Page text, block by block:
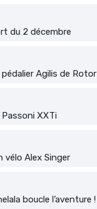
du 2 décembre
Agilis de Rotor
XXTi
vélo Alex Singer
boucle l’aventure !